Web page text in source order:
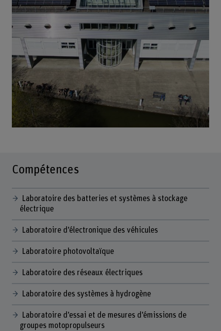
Compétences
électrique
Laboratoire d’électronique des véhicules
Laboratoire photovoltaïque
Laboratoire des réseaux électriques
Laboratoire des systèmes à hydrogène
groupes motopropulseurs